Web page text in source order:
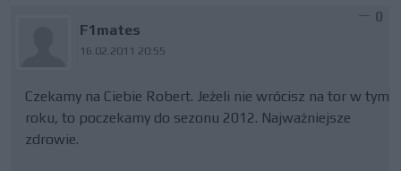
F1mates
16.02.2011 20:55
0
Czekamy na Ciebie Robert. Jeżeli nie wrócisz na tor w tym
roku, to poczekamy do sezonu 2012. Najważniejsze
zdrowie.